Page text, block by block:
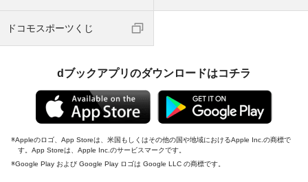
ドコモスポーツくじ
dブックアプリのダウンロードはコチラ
Appleのロゴ、App Storeは、米国もしくはその他の国や地域におけるApple Inc.の商標で
す。App Storeは、Apple Inc.のサービスマークです。
Google Play および Google Play ロゴは Google LLC の商標です。